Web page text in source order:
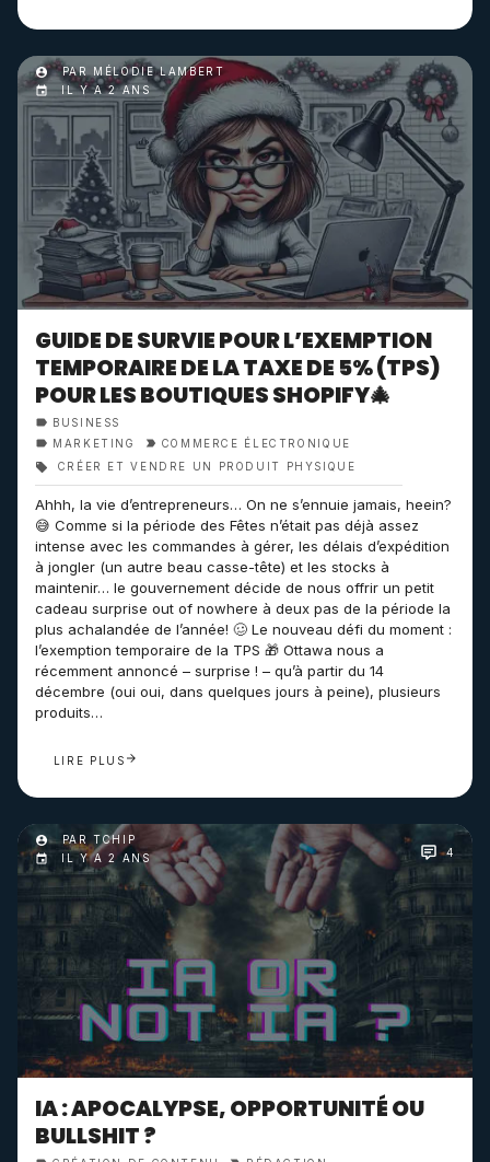
GUIDE DE SURVIE POUR L’EXEMPTION
TEMPORAIRE DE LA TAXE DE 5% (TPS)
POUR LES BOUTIQUES SHOPIFY🎄
BUSINESS
MARKETING
COMMERCE ÉLECTRONIQUE
CRÉER ET VENDRE UN PRODUIT PHYSIQUE
Ahhh, la vie d’entrepreneurs… On ne s’ennuie jamais, heein?
😅 Comme si la période des Fêtes n’était pas déjà assez
intense avec les commandes à gérer, les délais d’expédition
à jongler (un autre beau casse-tête) et les stocks à
maintenir… le gouvernement décide de nous offrir un petit
cadeau surprise out of nowhere à deux pas de la période la
plus achalandée de l’année! 🥴 Le nouveau défi du moment :
l’exemption temporaire de la TPS 🎁 Ottawa nous a
récemment annoncé – surprise ! – qu’à partir du 14
décembre (oui oui, dans quelques jours à peine), plusieurs
produits…
LIRE PLUS
PAR MÉLODIE LAMBERT
IL Y A 2 ANS
IA : APOCALYPSE, OPPORTUNITÉ OU
BULLSHIT ?
PAR TCHIP
IL Y A 2 ANS
4